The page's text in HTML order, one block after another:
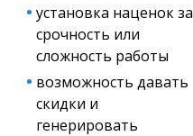
установка наценок за
срочность или
сложность работы
возможность давать
скидки и
генерировать